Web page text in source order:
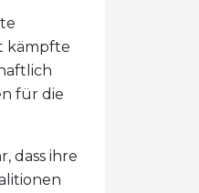
kämpfte
für die
dass ihre